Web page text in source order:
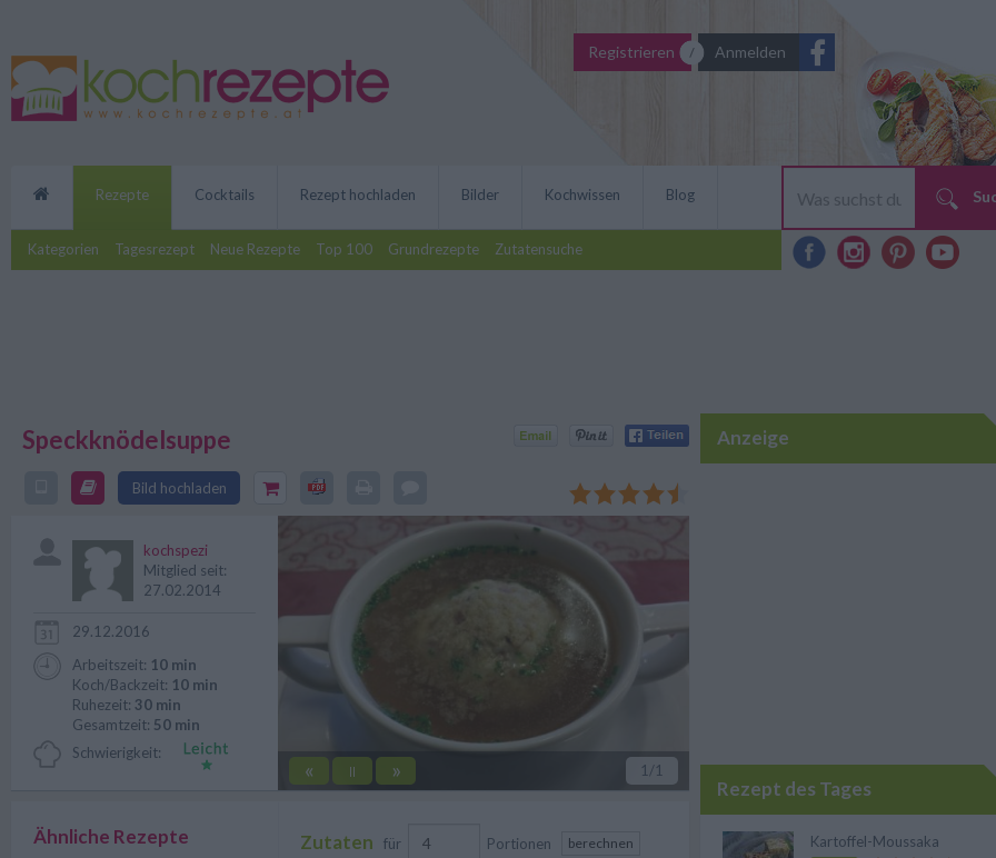
Registrieren Anmelden
Rezepte
Kategorien Tagesrezept Neue Rezepte Top 100 Grundrezepte Zutatensuche
Cocktails Rezept hochladen Bilder Kochwissen Blog
Speckknödelsuppe
Bild hochladen
Die leckere Speckknödelsuppe kommt aus dem schönen
Tirol, und ist auch bei uns beliebt.
« || » 1 /1
kochspezi
Mitglied seit:
27.02.2014
29.12.2016
Arbeitszeit: 10 min
Koch/Backzeit: 10 min
Ruhezeit: 30 min
Gesamtzeit: 50 min
Schwierigkeit:
Zutaten für Portionen berechnen
Ähnliche Rezepte
Anzeige
Rezept des Tages
Kartoffel-Moussaka